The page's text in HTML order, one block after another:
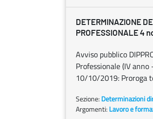
DETERMINAZIONE
PROFESSIONALE 4
Avviso pubblico
Professionale (IV
10/10/2019: Proroga
Sezione: Determinazioni
Argomenti: Lavoro e